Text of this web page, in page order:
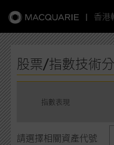
| 香港
股票/指數技術
指數表現
請選擇相關資產代號